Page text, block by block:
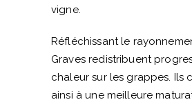
vigne.
Réfléchissant le
Graves redistribuent
chaleur sur les grappes. Ils
ainsi à une meilleure